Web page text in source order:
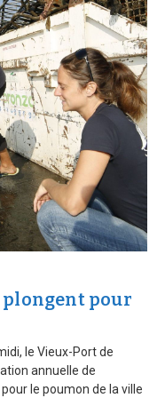
plongent pour
le Vieux-Port de
annuelle de
le poumon de la ville